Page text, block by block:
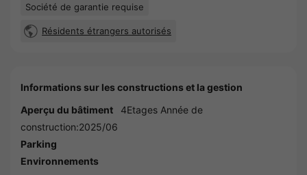
Société de garantie requise
Résidents étrangers autorisés
Informations sur les constructions et la gestion
Aperçu du bâtiment
4Etages Année de
construction:2025/06
Parking
Environnements